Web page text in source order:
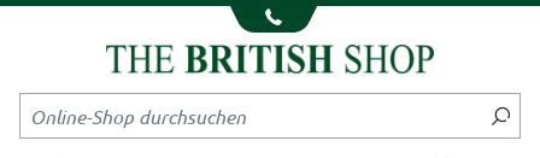
Kompletten Head der Seite überspringen